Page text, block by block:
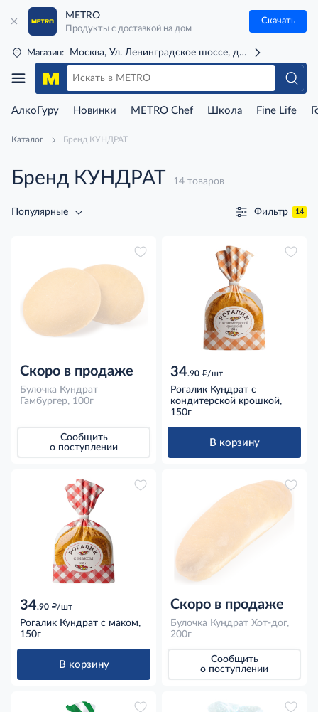
METRO
Продукты с доставкой на дом
Скачать
Магазин: Москва, Ул. Ленинградское шоссе, д. 71Г (м. Речной
АлкоГуру Новинки METRO Chef Школа Fine Life
Каталог Бренд КУНДРАТ
Бренд КУНДРАТ 14 товаров
Популярные Фильтр 14
Скоро в продаже
Булочка Кундрат
Гамбургер, 100г
Сообщить
о поступлении
34.90 д/шт
Рогалик Кундрат с
кондитерской крошкой,
150г
В корзину
34.90 д/шт
Рогалик Кундрат с маком,
150г
В корзину
Скоро в продаже
Булочка Кундрат Хот-дог,
200г
Сообщить
о поступлении